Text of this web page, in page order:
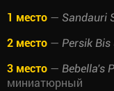
1 место — Sandauri
2 место — Persik
3 место — Bebella's
миниатюрный